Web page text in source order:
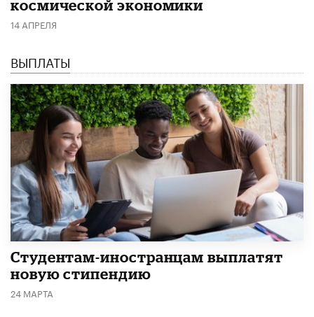
космической экономики
14 АПРЕЛЯ
ВЫПЛАТЫ
Студентам-иностранцам выплатят
новую стипендию
24 МАРТА